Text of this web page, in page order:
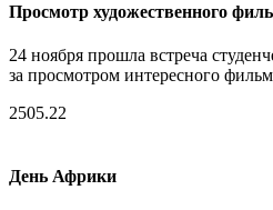
Просмотр художественного
24 ноября прошла встреча
за просмотром интересного
2505.22
День Африки